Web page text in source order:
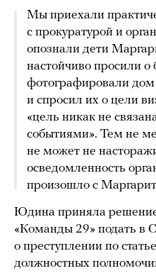
Мы приехали
с прокуратурой и
опознали дети
настойчиво просили
фотографировали
и спросил их о цели
«цель никак не
событиями». Тем не
не может не
осведомленность
произошло с
Юдина приняла
«Команды 29» подать в
о преступлении по
должностных